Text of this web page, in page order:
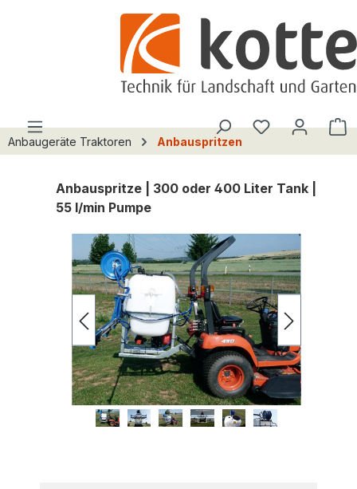
Du hast 0
Anbaugeräte Traktoren Anbauspritzen
Anbauspritze | 300 oder 400 Liter Tank |
55 l/min Pumpe
Bildergalerie überspringen